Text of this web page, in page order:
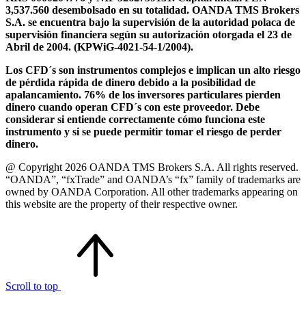
3,537.560 desembolsado en su totalidad. OANDA TMS Brokers
S.A. se encuentra bajo la supervisión de la autoridad polaca de
supervisión financiera según su autorización otorgada el 23 de
Abril de 2004. (KPWiG-4021-54-1/2004).
Los CFD´s son instrumentos complejos e implican un alto riesgo
de pérdida rápida de dinero debido a la posibilidad de
apalancamiento. 76% de los inversores particulares pierden
dinero cuando operan CFD´s con este proveedor. Debe
considerar si entiende correctamente cómo funciona este
instrumento y si se puede permitir tomar el riesgo de perder
dinero.
@ Copyright 2026 OANDA TMS Brokers S.A. All rights reserved.
“OANDA”, “fxTrade” and OANDA’s “fx” family of trademarks are
owned by OANDA Corporation. All other trademarks appearing on
this website are the property of their respective owner.
Scroll to top